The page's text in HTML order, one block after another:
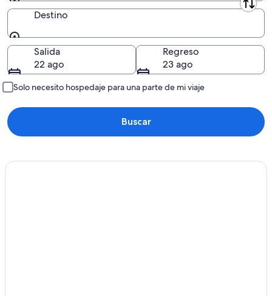
Origen
Destino
Destino
Salida
22 ago
Regreso
23 ago
Solo necesito hospedaje para una parte de mi viaje
Buscar